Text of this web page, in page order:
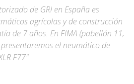
de GRI en España es
agrícolas y de construcción
de 7 años. En FIMA (pabellón 11,
el neumático de
F77"